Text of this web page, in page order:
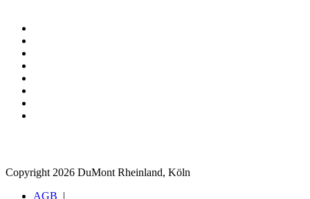
Copyright 2026 DuMont Rheinland, Köln
AGB